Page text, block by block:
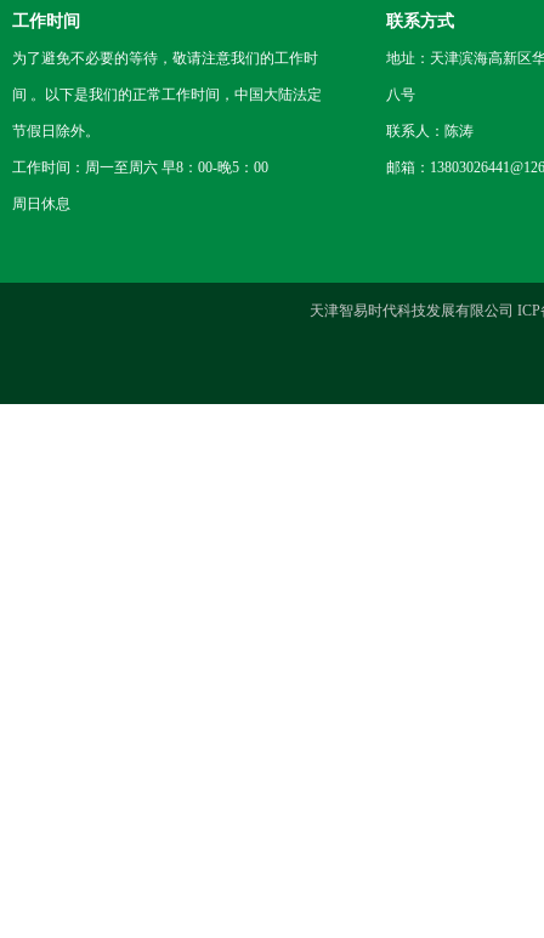
工作时间
为了避免不必要的等待，敬请注意我们的工作时
间 。以下是我们的正常工作时间，中国大陆法定
节假日除外。
工作时间：周一至周六 早8：00-晚5：00
周日休息
联系方式
地址：天津滨海高新区
八号
联系人：陈涛
邮箱：
天津智易时代科技发展有限公司 ICP